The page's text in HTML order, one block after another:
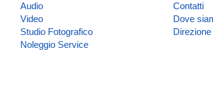
Audio
Video
Studio Fotografico
Noleggio Service
Contatti
Dove
Direzione